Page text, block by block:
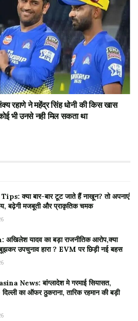
ने महेंद्र सिंह धोनी की किस खास
भी उनसे नही मिल सकता था
क्या बार-बार टूट जाते हैं नाखून? तो अपनाएं
बढ़ेगी मजबूती और प्राकृतिक चमक
यादव का बड़ा राजनीतिक आरोप,क्या
उपचुनाव हारा ? EVM पर छिड़ी नई बहस
News: बांग्लादेश मे गरमाई सियासत,
का ऑफर ठुकराना, तारिक रहमान की बड़ी